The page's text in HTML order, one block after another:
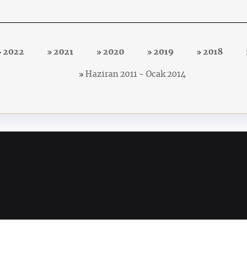
2022 2021 2020 2019 2018
Haziran 2011 - Ocak 2014